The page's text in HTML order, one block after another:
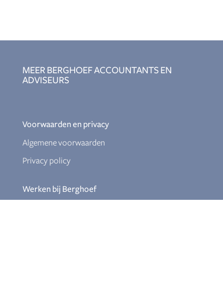
MEER BERGHOEF ACCOUNTANTS EN
ADVISEURS
Voorwaarden en privacy
Algemene voorwaarden
Privacy policy
Werken bij Berghoef